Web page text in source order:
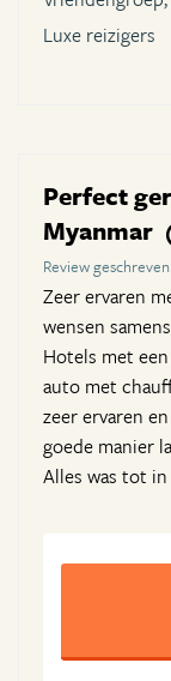
Luxe reizigers
Perfect
Myanmar
Review
Zeer ervaren
wensen
Hotels met
auto met
zeer ervaren
goede manier
Alles was tot